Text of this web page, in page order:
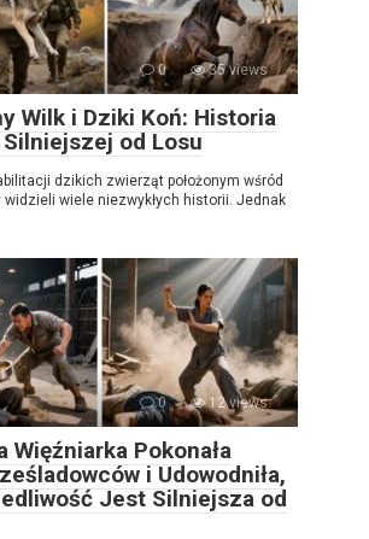
0 35 views
Wilk i Dziki Koń: Historia
od Losu
dzikich zwierząt położonym wśród
widzieli wiele niezwykłych historii. Jednak
0 12 views
Więźniarka Pokonała
i Udowodniła,
Jest Silniejsza od